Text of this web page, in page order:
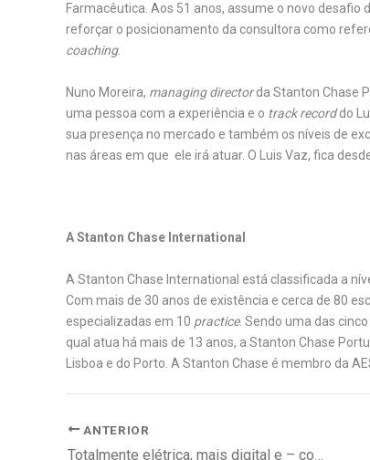
Farmacêutica. Aos 51 anos, assume o novo desafio
reforçar o posicionamento da consultora como
coaching.
Nuno Moreira, managing directorda Stanton Chase
uma pessoa com a experiência e o track recorddo
sua presença no mercado e também os níveis de
nas áreas em que ele irá atuar. O Luis Vaz, fica
A Stanton Chase International
A Stanton Chase International está classificada a
Com mais de 30 anos de existência e cerca de 80
especializadas em 10 practice. Sendo uma das
qual atua há mais de 13 anos, a Stanton Chase
Lisboa e do Porto. A Stanton Chase é membro da
ANTERIOR
Totalmente elétrica, mais digital e – como sempre – única